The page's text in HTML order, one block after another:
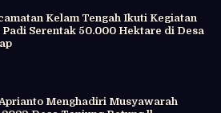
Kelam Tengah Ikuti Kegiatan
Padi Serentak 50.000 Hektare di Desa
Menghadiri Musyawarah